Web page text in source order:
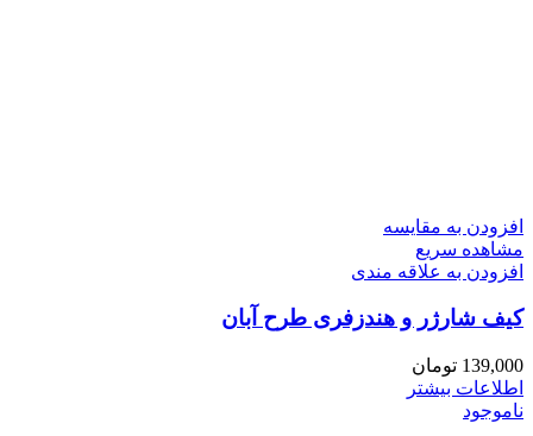
افزودن به مقایسه
مشاهده سریع
افزودن به علاقه مندی
کیف شارژر و هندزفری طرح آبان
139,000 تومان
اطلاعات بیشتر
ناموجود